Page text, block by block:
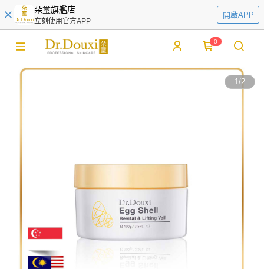
朵璽旗艦店
立刻使用官方APP
開啟APP
0
1/2